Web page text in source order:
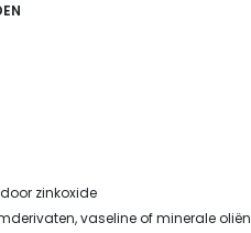
zinkoxide
vaseline of minerale oliën